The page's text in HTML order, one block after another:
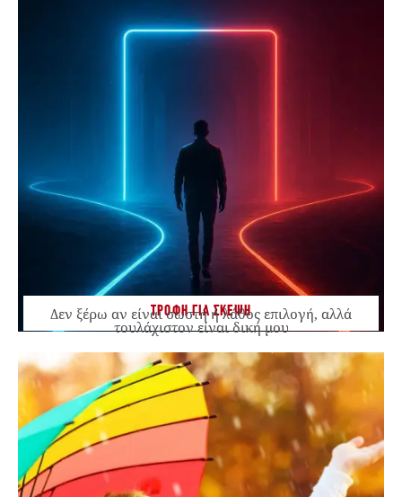
ΤΡΟΦΗ ΓΙΑ ΣΚΕΨΗ
Δεν ξέρω αν είναι σωστή ή λάθος επιλογή, αλλά
τουλάχιστον είναι δική μου